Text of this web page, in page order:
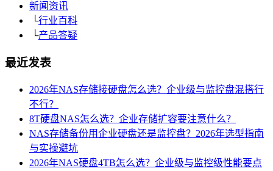
新闻资讯
└行业百科
└产品答疑
最近发表
2026年NAS存储接硬盘怎么选？企业级与监控盘混搭行
不行？
8T硬盘NAS怎么选？企业存储扩容要注意什么？
NAS存储备份用企业硬盘还是监控盘？2026年选型指南
与实操避坑
2026年NAS硬盘4TB怎么选？企业级与监控级性能要点